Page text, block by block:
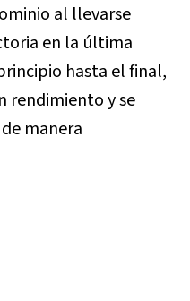
al llevarse
en la última
hasta el final,
rendimiento y se
manera